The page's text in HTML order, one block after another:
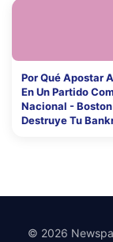
Por Qué Apostar
En Un Partido
Nacional -
Destruye Tu
© 2026